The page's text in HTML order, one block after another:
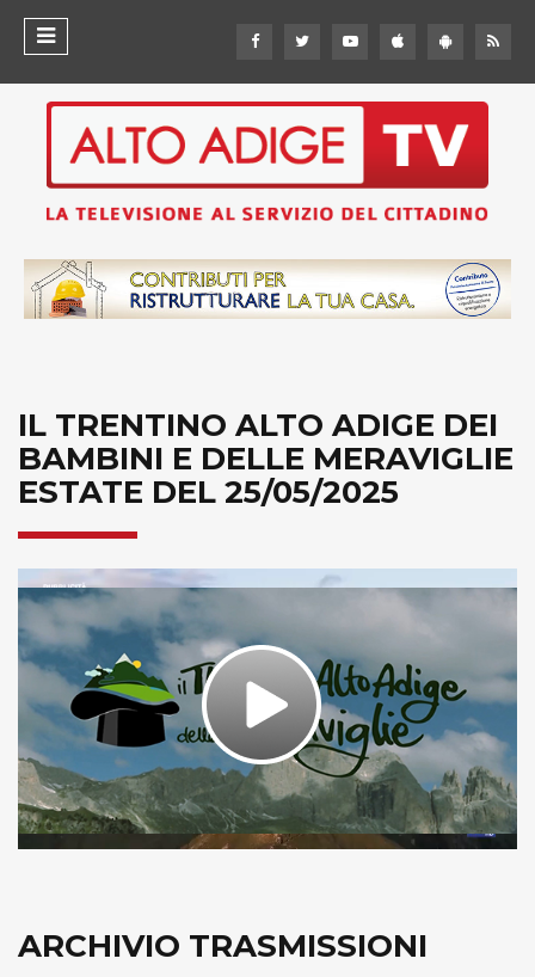
IL TRENTINO ALTO ADIGE DEI
BAMBINI E DELLE MERAVIGLIE
ESTATE DEL 25/05/2025
Play
ARCHIVIO TRASMISSIONI